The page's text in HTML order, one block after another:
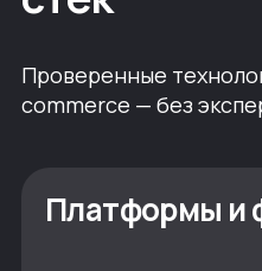
Проверенные
commerce — без
Платформы и